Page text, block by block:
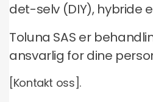
det-selv (DIY), hybride
Toluna SAS er
ansvarlig for dine
[Kontakt oss].